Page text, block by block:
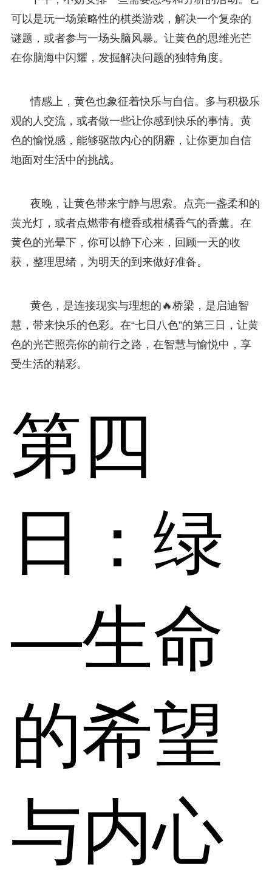
可以是玩一场策略性的棋类游戏，解决一个复杂的
谜题，或者参与一场头脑风暴。让黄色的思维光芒
在你脑海中闪耀，发掘解决问题的独特角度。
情感上，黄色也象征着快乐与自信。多与积极乐
观的人交流，或者做一些让你感到快乐的事情。黄
色的愉悦感，能够驱散内心的阴霾，让你更加自信
地面对生活中的挑战。
夜晚，让黄色带来宁静与思索。点亮一盏柔和的
黄光灯，或者点燃带有檀香或柑橘香气的香薰。在
黄色的光晕下，你可以静下心来，回顾一天的收
获，整理思绪，为明天的到来做好准备。
黄色，是连接现实与理想的🔥桥梁，是启迪智
慧，带来快乐的色彩。在“七日八色”的第三日，让黄
色的光芒照亮你的前行之路，在智慧与愉悦中，享
受生活的精彩。
第四
日：绿
—生命
的希望
与内心